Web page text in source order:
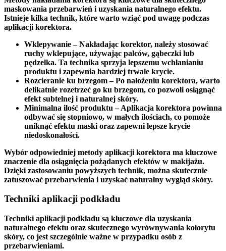
maskowania przebarwień i uzyskania naturalnego efektu.
Istnieje kilka technik, które warto wziąć pod uwagę podczas
aplikacji korektora.
Wklepywanie– Nakładając korektor, należy stosować
ruchy wklepujące, używając palców, gąbeczki lub
pędzelka. Ta technika sprzyja lepszemu wchłanianiu
produktu i zapewnia bardziej trwałe krycie.
Rozcieranie ku brzegom– Po nałożeniu korektora, warto
delikatnie rozetrzeć go ku brzegom, co pozwoli osiągnąć
efekt subtelnej i naturalnej skóry.
Minimalna ilość produktu – Aplikacja korektora powinna
odbywać się stopniowo, w małych ilościach, co pomoże
uniknąć efektu maski oraz zapewni lepsze krycie
niedoskonałości.
Wybór odpowiedniej metody aplikacji korektora ma kluczowe
znaczenie dla osiągnięcia pożądanych efektów w makijażu.
Dzięki zastosowaniu powyższych technik, można skutecznie
zatuszować przebarwienia i uzyskać naturalny wygląd skóry.
Techniki aplikacji podkładu
Techniki aplikacji podkładu są kluczowe dla uzyskania
naturalnego efektu oraz skutecznego wyrównywania kolorytu
skóry, co jest szczególnie ważne w przypadku osób z
przebarwieniami.